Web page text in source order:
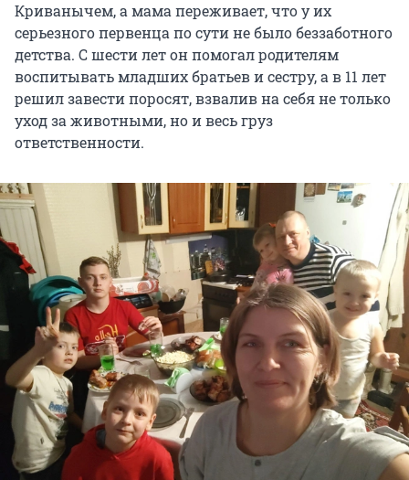
Криванычем, а мама переживает, что у их
серьезного первенца по сути не было беззаботного
детства. С шести лет он помогал родителям
воспитывать младших братьев и сестру, а в 11 лет
решил завести поросят, взвалив на себя не только
уход за животными, но и весь груз
ответственности.